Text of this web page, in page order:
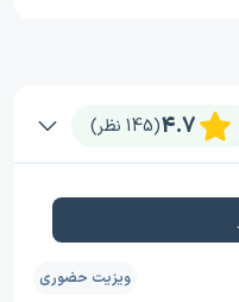
(145 نظر)4.7
ویزیت حضوری